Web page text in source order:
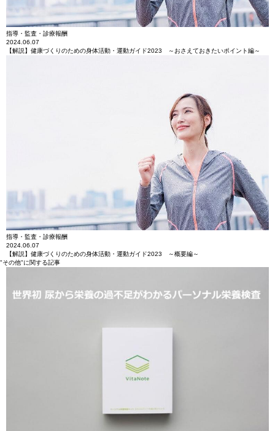
指導・監査・診療報酬
2024.06.07
【解説】健康づくりのための身体活動・運動ガイド2023 ～おさえておきたいポイント編～
指導・監査・診療報酬
2024.06.07
【解説】健康づくりのための身体活動・運動ガイド2023 ～概要編～
"その他"に関する記事